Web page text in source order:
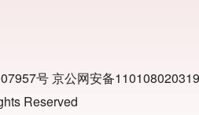
号京公网安备
Reserved